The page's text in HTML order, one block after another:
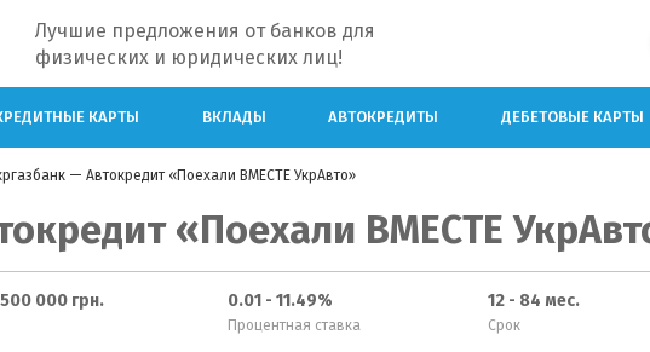
Лучшие предложения от банков для
физических и юридических лиц!
КАРТЫ ВКЛАДЫ АВТОКРЕДИТЫ ДЕБЕТОВЫЕ КАРТЫ
— Автокредит «Поехали ВМЕСТЕ УкрАвто»
«Поехали ВМЕСТЕ
000 грн. 0.01 - 11.49%
Процентная ставка
12 - 84 мес.
Срок